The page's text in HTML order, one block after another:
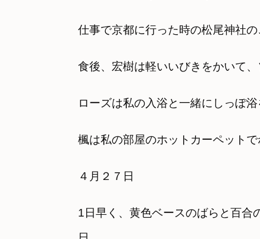
仕事で京都に行った時の松尾神社の
食後、宏樹は軽いいびきをかいて
ローズは私の入浴と一緒にしっぽ
楓は私の部屋のホットカーペット
４月２７日
1日早く、黄色ベースのばらと百合